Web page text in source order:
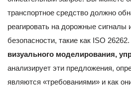
транспортное средство должно
реагировать на дорожные сигналы
безопасности, такие как ISO
визуального моделирования,
анализирует эти предложения,
являются «требованиями» и как